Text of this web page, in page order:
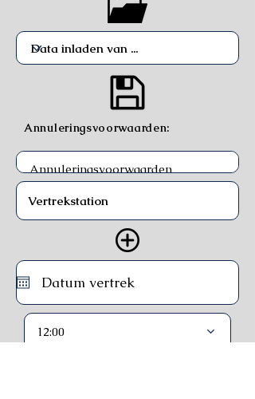
Annuleringsvoorwaarden:
12:00